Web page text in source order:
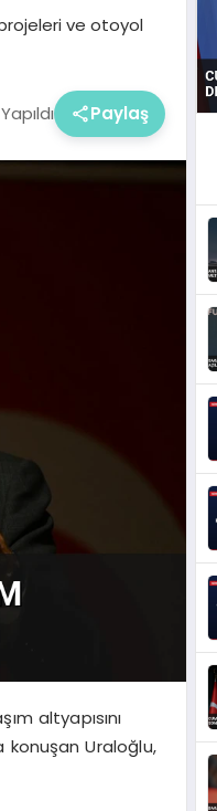
projeleri ve otoyol
Paylaş
altyapısını
konuşan Uraloğlu,